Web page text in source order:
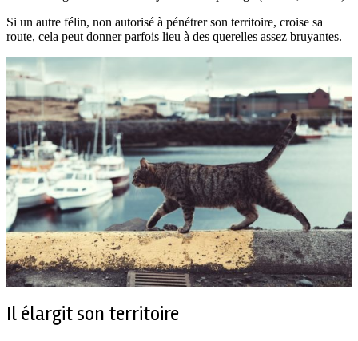
Si un autre félin, non autorisé à pénétrer son territoire, croise sa
route, cela peut donner parfois lieu à des querelles assez bruyantes.
Il élargit son territoire